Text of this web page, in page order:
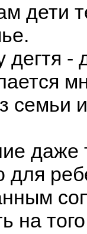
дети
-
семьи
даже
на